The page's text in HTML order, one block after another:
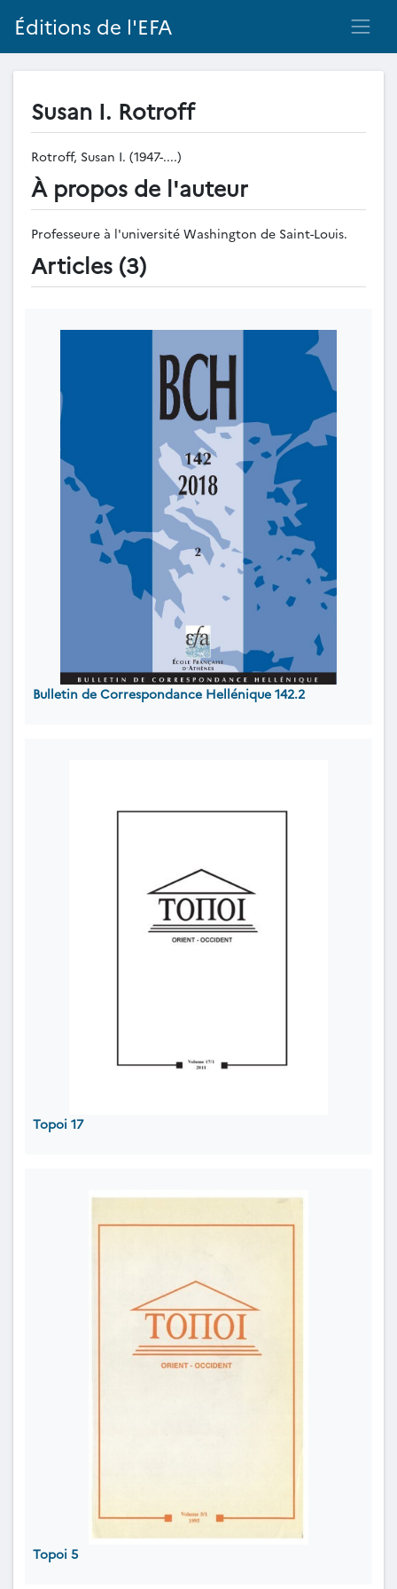
Éditions de l'EFA
Susan I. Rotroff
Rotroff, Susan I. (1947-....)
À propos de l'auteur
Professeure à l'université Washington de Saint-Louis.
Articles (3)
Bulletin de Correspondance Hellénique 142.2
Topoi 17
Topoi 5